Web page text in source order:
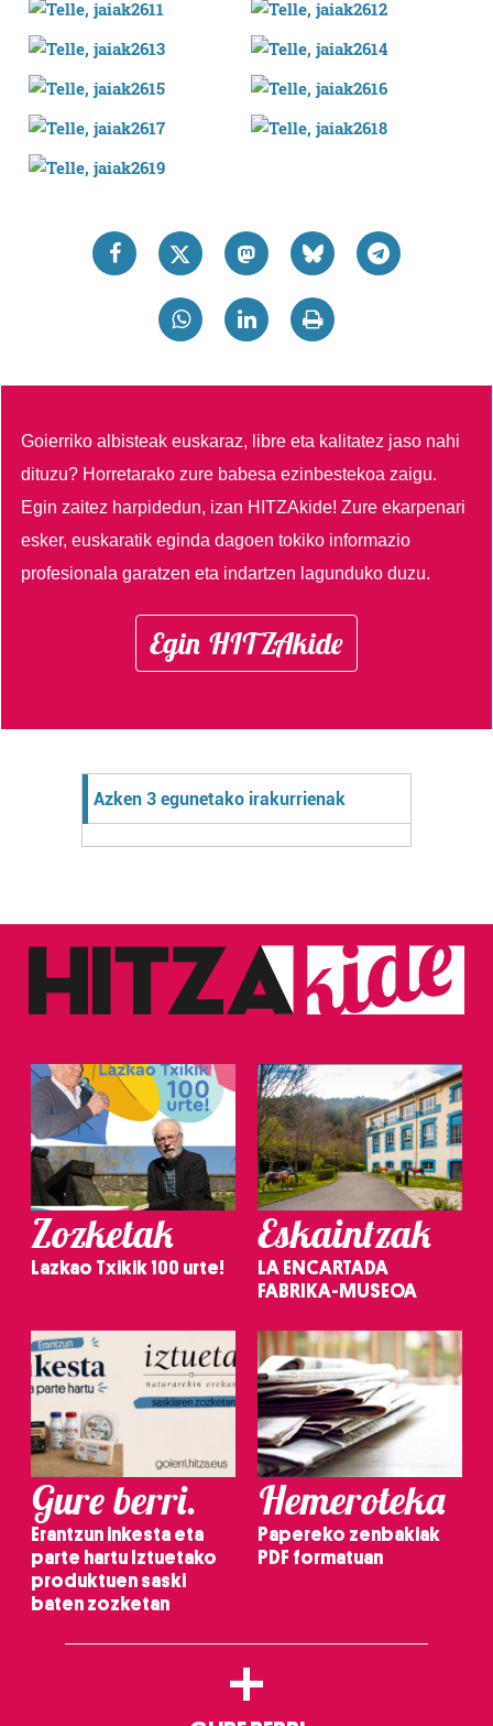
Goierriko albisteak euskaraz, libre eta kalitatez jaso nahi
dituzu? Horretarako zure babesa ezinbestekoa zaigu.
Egin zaitez harpidedun, izan HITZAkide!Zure ekarpenari
esker, euskaratik eginda dagoen tokiko informazio
profesionala garatzen eta indartzen lagunduko duzu.
Egin HITZAkide
Azken 3 egunetako irakurrienak
Zozketak
Lazkao Txikik 100 urte!
Eskaintzak
LA ENCARTADA
FABRIKA-MUSEOA
Gure berri.
Erantzun inkesta eta
parte hartu Iztuetako
produktuen saski
baten zozketan
Hemeroteka
Papereko zenbakiak
PDF formatuan
+